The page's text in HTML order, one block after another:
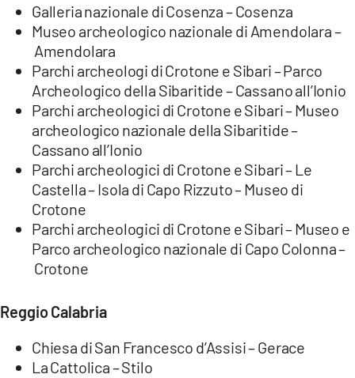
Galleria nazionale di Cosenza – Cosenza
Museo archeologico nazionale di Amendolara –
Amendolara
Parchi archeologi di Crotone e Sibari – Parco
Archeologico della Sibaritide – Cassano all’Ionio
Parchi archeologici di Crotone e Sibari – Museo
archeologico nazionale della Sibaritide –
Cassano all’Ionio
Parchi archeologici di Crotone e Sibari – Le
Castella – Isola di Capo Rizzuto – Museo di
Crotone
Parchi archeologici di Crotone e Sibari – Museo e
Parco archeologico nazionale di Capo Colonna –
Crotone
Reggio Calabria
Chiesa di San Francesco d’Assisi – Gerace
La Cattolica – Stilo